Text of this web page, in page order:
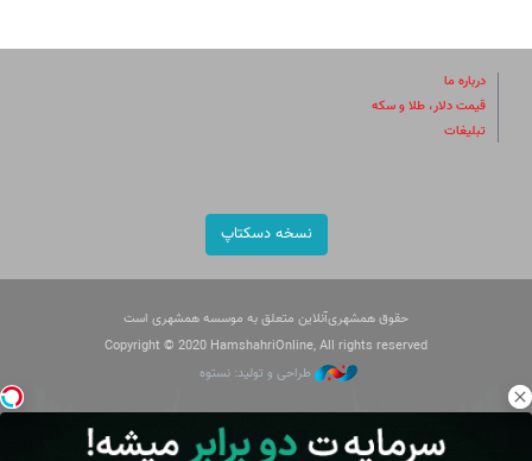
درباره ما
قیمت دلار، طلا و سکه
تبلیغات
نسخه دسکتاپ
حقوق همشهری‌آنلاین متعلق به موسسه همشهری است
Copyright © 2020 HamshahriOnline, All rights reserved
طراحی و تولید: نستوه